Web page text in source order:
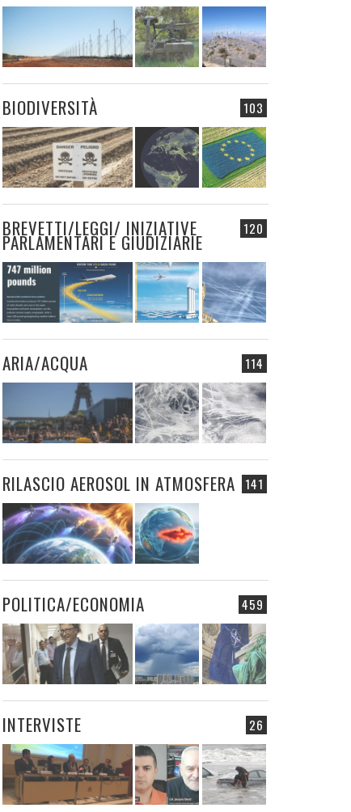
103
BIODIVERSITÀ
120
BREVETTI/LEGGI/ INIZIATIVE
PARLAMENTARI E GIUDIZIARIE
114
ARIA/ACQUA
141
RILASCIO AEROSOL IN ATMOSFERA
459
POLITICA/ECONOMIA
26
INTERVISTE